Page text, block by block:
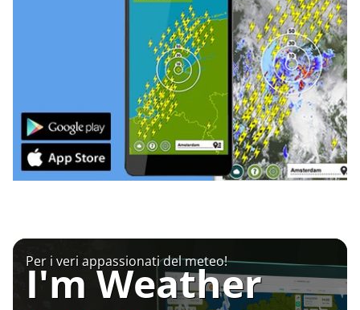
Per i veri appassionati del meteo!
I'm Weather